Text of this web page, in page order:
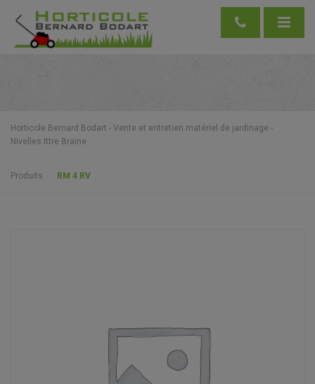
Horticole Bernard Bodart - Vente et entretien matériel de jardinage -
Nivelles Ittre Braine
Produits RM 4 RV